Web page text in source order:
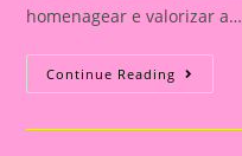
homenagear e valorizar a…
Continue Reading História
Em